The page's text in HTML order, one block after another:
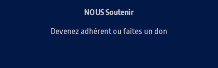
NOUS Soutenir
Devenez adhérent ou faites un don